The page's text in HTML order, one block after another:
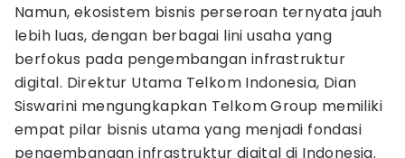
Namun, ekosistem bisnis perseroan ternyata jauh
lebih luas, dengan berbagai lini usaha yang
berfokus pada pengembangan infrastruktur
digital. Direktur Utama Telkom Indonesia, Dian
Siswarini mengungkapkan Telkom Group memiliki
empat pilar bisnis utama yang menjadi fondasi
pengembangan infrastruktur digital di Indonesia.